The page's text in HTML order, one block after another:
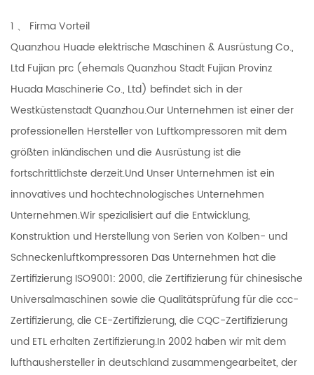
1 、 Firma Vorteil
Quanzhou Huade elektrische Maschinen & Ausrüstung Co.,
Ltd Fujian prc (ehemals Quanzhou Stadt Fujian Provinz
Huada Maschinerie Co., Ltd) befindet sich in der
Westküstenstadt Quanzhou.Our Unternehmen ist einer der
professionellen Hersteller von Luftkompressoren mit dem
größten inländischen und die Ausrüstung ist die
fortschrittlichste derzeit.Und Unser Unternehmen ist ein
innovatives und hochtechnologisches Unternehmen
Unternehmen.Wir spezialisiert auf die Entwicklung,
Konstruktion und Herstellung von Serien von Kolben- und
Schneckenluftkompressoren Das Unternehmen hat die
Zertifizierung ISO9001: 2000, die Zertifizierung für chinesische
Universalmaschinen sowie die Qualitätsprüfung für die ccc-
Zertifizierung, die CE-Zertifizierung, die CQC-Zertifizierung
und ETL erhalten Zertifizierung.In 2002 haben wir mit dem
lufthaushersteller in deutschland zusammengearbeitet, der